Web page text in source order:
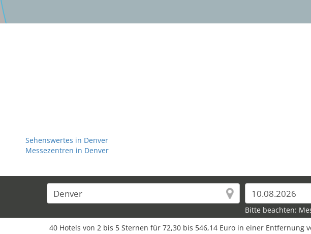
Sehenswertes in Denver
Messezentren in Denver
Bitte beachten:
40 Hotels von 2 bis 5 Sternen für 72,30 bis 546,14 Euro in einer Entfernung